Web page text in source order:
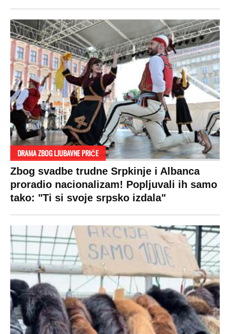
DRAMA ZBOG LJUBAVNE PRIČE
Zbog svadbe trudne Srpkinje i Albanca
proradio nacionalizam! Popljuvali ih samo
tako: "Ti si svoje srpsko izdala"